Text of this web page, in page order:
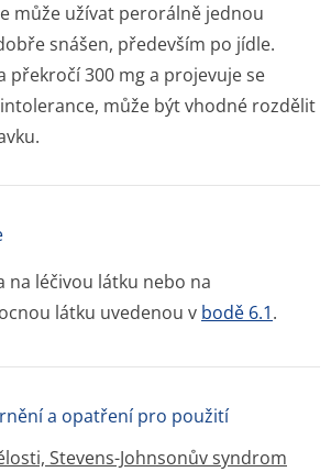
může užívat perorálně jednou
snášen, především po jídle.
překročí 300 mg a projevuje se
může být vhodné rozdělit
na léčivou látku nebo na
látku uvedenou v bodě 6.1.
a opatření pro použití
Stevens-Johnsonův syndrom